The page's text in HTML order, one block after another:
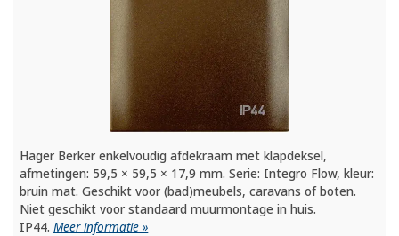
Hager Berker enkelvoudig afdekraam met klapdeksel,
afmetingen: 59,5 × 59,5 × 17,9 mm. Serie: Integro Flow, kleur:
bruin mat. Geschikt voor (bad)meubels, caravans of boten.
Niet geschikt voor standaard muurmontage in huis.
IP44.Meer informatie »